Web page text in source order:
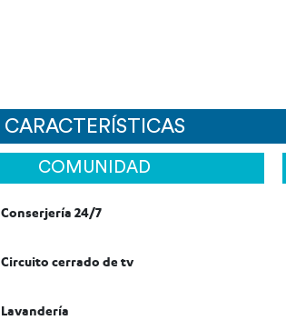
CARACTERÍSTICAS
COMUNIDAD
Conserjería 24/7
Circuito cerrado de tv
Lavandería